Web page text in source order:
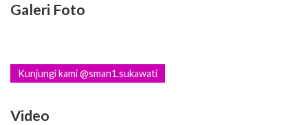
Galeri Foto
Kunjungi kami @sman1.sukawati
Video